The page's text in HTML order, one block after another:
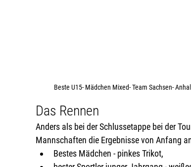
Beste U15- Mädchen Mixed- Team Sachsen-
Das Rennen
Anders als bei der Schlussetappe bei der
Mannschaften die Ergebnisse von Anfang
Bestes Mädchen - pinkes Trikot,